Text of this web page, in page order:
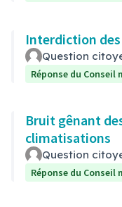
Interdiction
Question
Réponse du
Bruit gênant
climatisations
Question
Réponse du